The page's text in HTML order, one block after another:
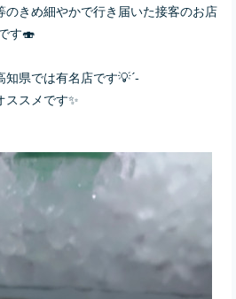
のきめ細やかで行き届いた接客のお店
す🍣
県では有名店です💡´-
スメです✨